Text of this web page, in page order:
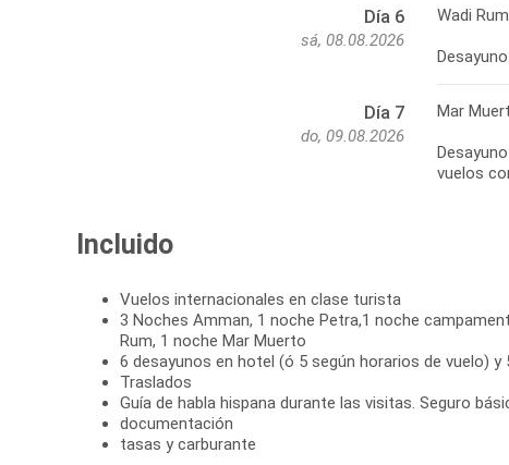
Día 6
sá, 08.08.2026
Wadi
Día 7
do, 09.08.2026
Mar
vuelos
Incluido
Vuelos internacionales en clase turista
3 Noches Amman, 1 noche Petra,1 noche
Rum, 1 noche Mar Muerto
6 desayunos en hotel (ó 5 según horarios de vuelo) y
Traslados
Guía de habla hispana durante las visitas. Seguro
documentación
tasas y carburante